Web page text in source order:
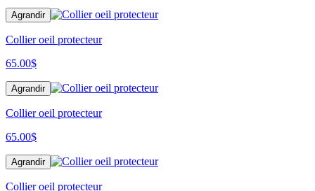
Agrandir
Collier oeil protecteur
65.00$
Agrandir
Collier oeil protecteur
65.00$
Agrandir
Collier oeil protecteur